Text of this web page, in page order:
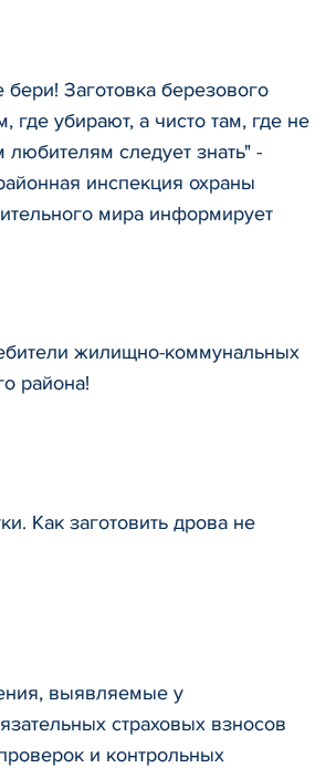
Заготовка березового
где убирают, а чисто там, где не
любителям следует знать" -
инспекция охраны
мира информирует
жилищно-коммунальных
района!
Как заготовить дрова не
выявляемые у
страховых взносов
и контрольных